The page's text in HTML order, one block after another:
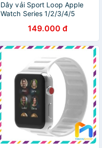
Dây vải Sport Loop Apple
Watch Series 1/2/3/4/5
149.000 đ